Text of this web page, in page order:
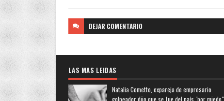
DEJAR COMENTARIO
LAS MAS LEIDAS
Natalia Cometto, expareja de empresario